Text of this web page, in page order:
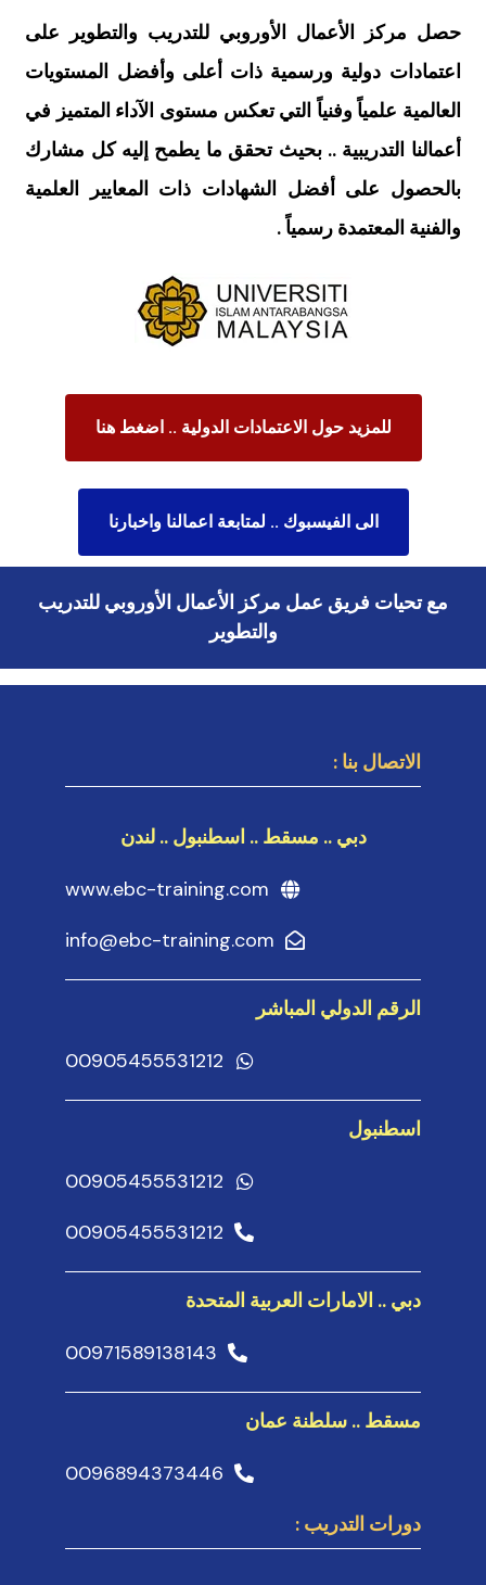
حصل مركز الأعمال الأوروبي للتدريب والتطوير على
اعتمادات دولية ورسمية ذات أعلى وأفضل المستويات
العالمية علمياً وفنياً التي تعكس مستوى الآداء المتميز في
أعمالنا التدريبية .. بحيث تحقق ما يطمح إليه كل مشارك
بالحصول على أفضل الشهادات ذات المعايير العلمية
والفنية المعتمدة رسمياً .
للمزيد حول الاعتمادات الدولية .. اضغط هنا
الى الفيسبوك .. لمتابعة اعمالنا واخبارنا
مع تحيات فريق عمل مركز الأعمال الأوروبي للتدريب
والتطوير
الاتصال بنا :
دبي .. مسقط .. اسطنبول .. لندن
www.ebc-training.com
info@ebc-training.com
الرقم الدولي المباشر
00905455531212
اسطنبول
00905455531212
00905455531212
دبي .. الامارات العربية المتحدة
00971589138143
مسقط .. سلطنة عمان
0096894373446
دورات التدريب :